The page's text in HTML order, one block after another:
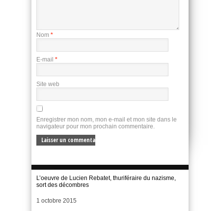
Nom *
E-mail *
Site web
Enregistrer mon nom, mon e-mail et mon site dans le
navigateur pour mon prochain commentaire.
L’oeuvre de Lucien Rebatet, thuriféraire du nazisme,
sort des décombres
Date
1 octobre 2015